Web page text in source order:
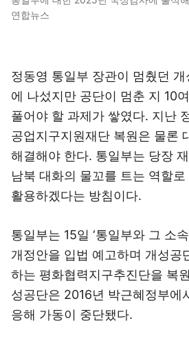
연합뉴스
정동영 통일부 장관이 멈췄던
에 나섰지만 공단이 멈춘 지 10
풀어야 할 과제가 쌓였다. 지난
공업지구지원재단 복원은 물론
해결해야 한다. 통일부는 당장
남북 대화의 물꼬를 트는 역할
활용하겠다는 방침이다.
통일부는 15일 ‘통일부와 그 소
개정안을 입법 예고하며 개성공
하는 평화협력지구추진단을 복
성공단은 2016년 박근혜정부에
응해 가동이 중단됐다.